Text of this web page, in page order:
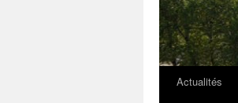
Actualités